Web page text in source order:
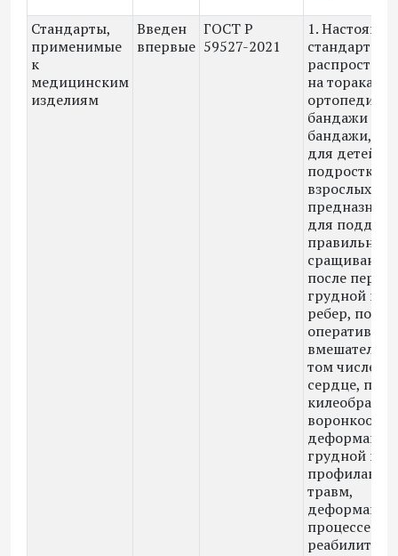
Стандарты,
применимые
к
медицинским
изделиям
Введен
впервые
ГОСТ Р
59527-2021
1.
стандарт
на
бандажи
бандажи,
для детей,
подростков
взрослых,
для
правильного
сращивания
после
грудной
ребер, после
том числе на
сердце, при
грудной
травм,
процессе